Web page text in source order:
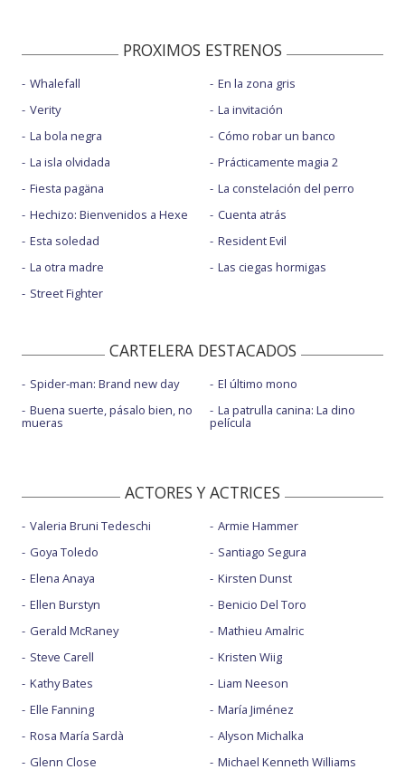
PROXIMOS ESTRENOS
Whalefall
Verity
La bola negra
La isla olvidada
Fiesta pagäna
Hechizo: Bienvenidos a Hexe
Esta soledad
La otra madre
Street Fighter
En la zona gris
La invitación
Cómo robar un banco
Prácticamente magia 2
La constelación del perro
Cuenta atrás
Resident Evil
Las ciegas hormigas
CARTELERA DESTACADOS
Spider-man: Brand new day
Buena suerte, pásalo bien, no
mueras
El último mono
La patrulla canina: La dino
película
ACTORES Y ACTRICES
Valeria Bruni Tedeschi
Goya Toledo
Elena Anaya
Ellen Burstyn
Gerald McRaney
Steve Carell
Kathy Bates
Elle Fanning
Rosa María Sardà
Glenn Close
Armie Hammer
Santiago Segura
Kirsten Dunst
Benicio Del Toro
Mathieu Amalric
Kristen Wiig
Liam Neeson
María Jiménez
Alyson Michalka
Michael Kenneth Williams